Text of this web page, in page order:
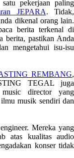
pekerjaan paling
JEPARA. Tidak,
dikenal orang lain.
berita terkenal di
berita, pastikan Anda
mengetahui isu-isu
REMBANG,
TEGAL juga
music director yang
musik sendiri dan
Mereka yang
atas kualitas audio
konser tidak